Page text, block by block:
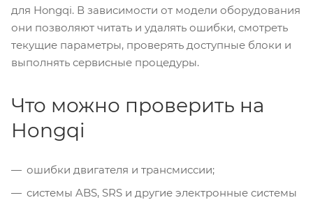
для Hongqi. В зависимости от модели оборудования
они позволяют читать и удалять ошибки, смотреть
текущие параметры, проверять доступные блоки и
выполнять сервисные процедуры.
Что можно проверить на
Hongqi
ошибки двигателя и трансмиссии;
системы ABS, SRS и другие электронные системы